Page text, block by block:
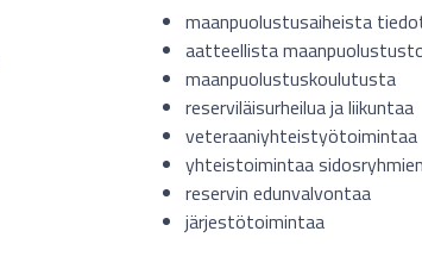
maanpuolustusaiheista
aatteellista
maanpuolustuskoulutusta
reserviläisurheilua ja liikuntaa
veteraaniyhteistyötoimintaa
yhteistoimintaa
reservin edunvalvontaa
järjestötoimintaa